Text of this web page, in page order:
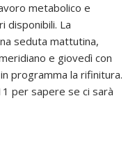
metabolico e
disponibili. La
seduta mattutina,
e giovedì con
programma la rifinitura.
per sapere se ci sarà